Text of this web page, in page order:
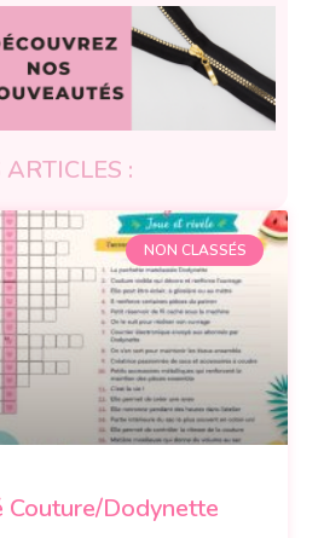
:
NON CLASSÉS
Couture/Dodynette